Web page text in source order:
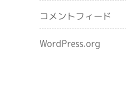
コメントフィード
WordPress.org